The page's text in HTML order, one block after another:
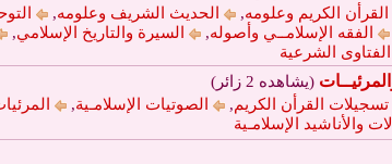
القرأن الكريم وعلومه, الحديث الشريف وعلومه,
الفقه الإسلامــي وأصوله, السيرة والتاريخ الإسلامي,
الفتاوى الشرعية
(يشاهده 2 زائر)
تسجيلات القرأن الكريم, الصوتيات الإسلامـية,
والأناشيد الإسلامـية